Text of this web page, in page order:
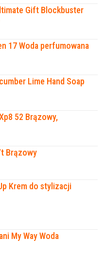
Gift Blockbuster
17 Woda perfumowana
Lime Hand Soap
52 Brązowy,
Brązowy
Krem do stylizacji
My Way Woda